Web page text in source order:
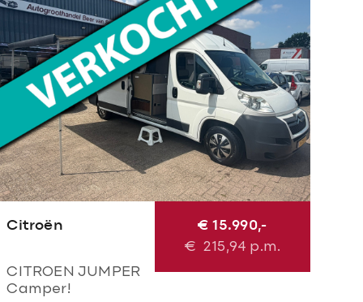
Citroën
CITROEN JUMPER
Camper!
€ 15.990,-
€ 215,94 p.m.